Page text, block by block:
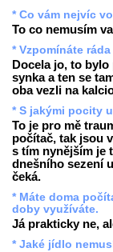
* Co vám nejvíc
To co nemusím
* Vzpomínáte
Docela jo, to
synka a ten se
oba vezli na
* S jakými pocity
To je pro mě
počítač, tak jsou
s tím nynějším je
dnešního sezení
čeká.
* Máte doma
doby využíváte.
Já prakticky ne,
* Jaké jídlo